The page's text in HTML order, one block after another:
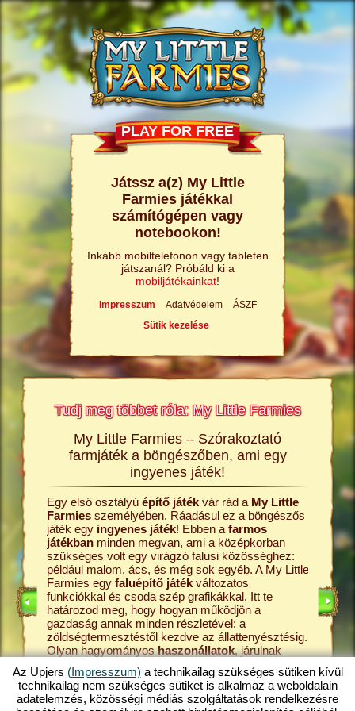
PLAY FOR FREE
Játssz a(z) My Little
Farmies játékkal
számítógépen vagy
notebookon!
Inkább mobiltelefonon vagy tableten
játszanál? Próbáld ki a
mobiljátékainkat!
Impresszum Adatvédelem
ÁSZF
Sütik kezelése
Tudj meg többet róla: My Little Farmies
és a
My Little Farmies – Szórakoztató
farmjáték a böngészőben, ami egy
ingyenes játék!
Egy első osztályú építő játékvár rád a My Little
Farmiesszemélyében. Ráadásul ez a böngészős
játék egy ingyenes játék! Ebben a farmos
játékbanminden megvan, ami a középkorban
szükséges volt egy virágzó falusi közösséghez:
például malom, ács, és még sok egyéb. A My Little
Farmies egy faluépítő játékváltozatos
funkciókkal és csoda szép grafikákkal. Itt te
határozod meg, hogy hogyan működjön a
gazdaság annak minden részletével: a
zöldségtermesztéstől kezdve az állattenyésztésig.
Olyan hagyományoshaszonállatok, járulnak
mangalica sertésvagy a gyapjas tyúk. Hozz létre
egy virágzó gazdaságot a My Little Farmies
játékban, amely azonline játékokegyik
A
Farmies
Ezek
kezdd
farmos
játék.
pedig
My
hát ki a
Fedezd
Az Upjers (Impresszum) a technikailag szükséges sütiken kívül
technikailag nem szükséges sütiket is alkalmaz a weboldalain
adatelemzés, közösségi médiás szolgáltatások rendelkezésre